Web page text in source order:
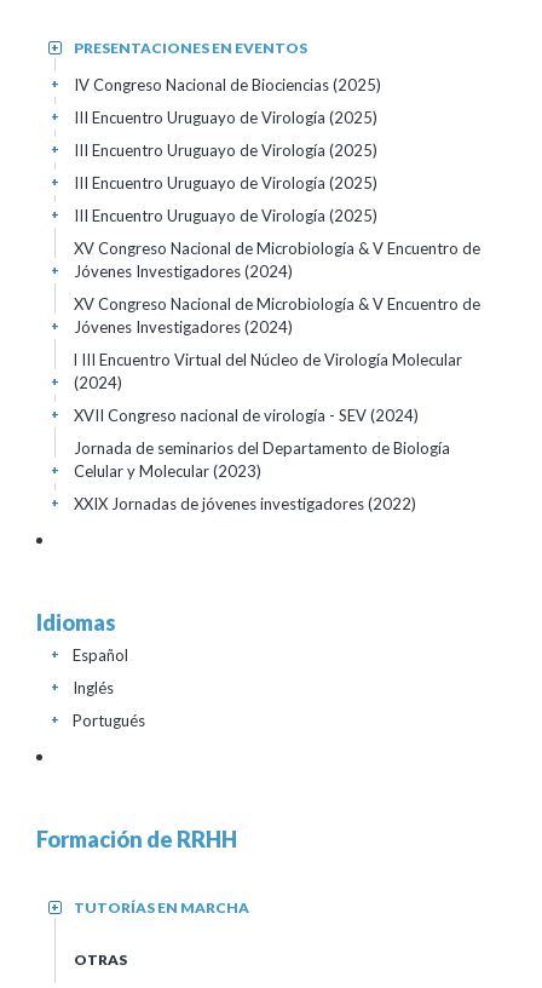
PRESENTACIONES EN EVENTOS
+
IV Congreso Nacional de Biociencias(2025)
+
III Encuentro Uruguayo de Virología (2025)
+
III Encuentro Uruguayo de Virología (2025)
+
III Encuentro Uruguayo de Virología (2025)
+
III Encuentro Uruguayo de Virología (2025)
+
XV Congreso Nacional de Microbiología & V Encuentro de
Jóvenes Investigadores(2024)
+
XV Congreso Nacional de Microbiología & V Encuentro de
Jóvenes Investigadores(2024)
+
l III Encuentro Virtual del Núcleo de Virología Molecular
(2024)
+
XVII Congreso nacional de virología - SEV(2024)
+
Jornada de seminarios del Departamento de Biología
Celular y Molecular(2023)
+
XXIX Jornadas de jóvenes investigadores(2022)
+
Idiomas
Español
+
Inglés
+
Portugués
+
Formación de RRHH
TUTORÍAS EN MARCHA
+
OTRAS